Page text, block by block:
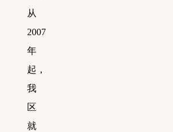
从
2007
年
起，
我
区
就